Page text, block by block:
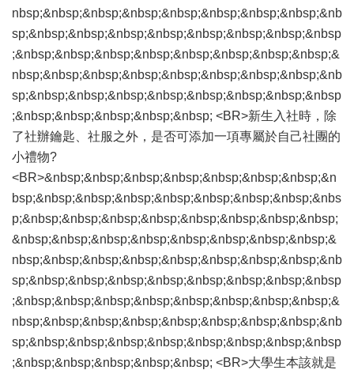
nbsp;&nbsp;&nbsp;&nbsp;&nbsp;&nbsp;&nbsp;&nbsp;&nb
sp;&nbsp;&nbsp;&nbsp;&nbsp;&nbsp;&nbsp;&nbsp;&nbsp
;&nbsp;&nbsp;&nbsp;&nbsp;&nbsp;&nbsp;&nbsp;&nbsp;&
nbsp;&nbsp;&nbsp;&nbsp;&nbsp;&nbsp;&nbsp;&nbsp;&nb
sp;&nbsp;&nbsp;&nbsp;&nbsp;&nbsp;&nbsp;&nbsp;&nbsp
;&nbsp;&nbsp;&nbsp;&nbsp;&nbsp; <BR>新生入社時，除
了社辦鑰匙、社服之外，是否可添加一項專屬於自己社團的
小禮物?
<BR>&nbsp;&nbsp;&nbsp;&nbsp;&nbsp;&nbsp;&nbsp;&n
bsp;&nbsp;&nbsp;&nbsp;&nbsp;&nbsp;&nbsp;&nbsp;&nbs
p;&nbsp;&nbsp;&nbsp;&nbsp;&nbsp;&nbsp;&nbsp;&nbsp;
&nbsp;&nbsp;&nbsp;&nbsp;&nbsp;&nbsp;&nbsp;&nbsp;&
nbsp;&nbsp;&nbsp;&nbsp;&nbsp;&nbsp;&nbsp;&nbsp;&nb
sp;&nbsp;&nbsp;&nbsp;&nbsp;&nbsp;&nbsp;&nbsp;&nbsp
;&nbsp;&nbsp;&nbsp;&nbsp;&nbsp;&nbsp;&nbsp;&nbsp;&
nbsp;&nbsp;&nbsp;&nbsp;&nbsp;&nbsp;&nbsp;&nbsp;&nb
sp;&nbsp;&nbsp;&nbsp;&nbsp;&nbsp;&nbsp;&nbsp;&nbsp
;&nbsp;&nbsp;&nbsp;&nbsp;&nbsp; <BR>大學生本該就是